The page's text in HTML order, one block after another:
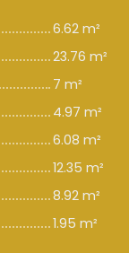
6.62 m²
23.76 m²
7 m²
4.97 m²
6.08 m²
12.35 m²
8.92 m²
1.95 m²